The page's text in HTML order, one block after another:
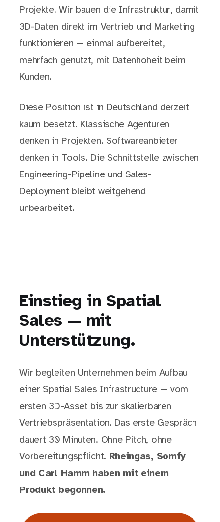
Projekte. Wir bauen die Infrastruktur, damit
3D-Daten direkt im Vertrieb und Marketing
funktionieren — einmal aufbereitet,
mehrfach genutzt, mit Datenhoheit beim
Kunden.
Diese Position ist in Deutschland derzeit
kaum besetzt. Klassische Agenturen
denken in Projekten. Softwareanbieter
denken in Tools. Die Schnittstelle zwischen
Engineering-Pipeline und Sales-
Deployment bleibt weitgehend
unbearbeitet.
Einstieg in Spatial
Sales — mit
Unterstützung.
Wir begleiten Unternehmen beim Aufbau
einer Spatial Sales Infrastructure — vom
ersten 3D-Asset bis zur skalierbaren
Vertriebspräsentation. Das erste Gespräch
dauert 30 Minuten. Ohne Pitch, ohne
Vorbereitungspflicht. Rheingas, Somfy
und Carl Hamm haben mit einem
Produkt begonnen.